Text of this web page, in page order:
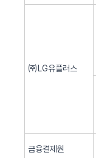
㈜LG유플러스
금융결제원